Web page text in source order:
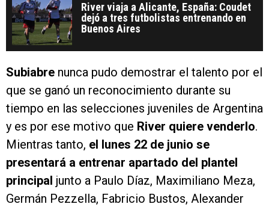
River viaja a Alicante, España: Coudet
dejó a tres futbolistas entrenando en
Buenos Aires
Subiabre nunca pudo demostrar el talento por el
que se ganó un reconocimiento durante su
tiempo en las selecciones juveniles de Argentina
y es por ese motivo que River quiere venderlo.
Mientras tanto, el lunes 22 de junio se
presentará a entrenar apartado del plantel
principal junto a Paulo Díaz, Maximiliano Meza,
Germán Pezzella, Fabricio Bustos, Alexander